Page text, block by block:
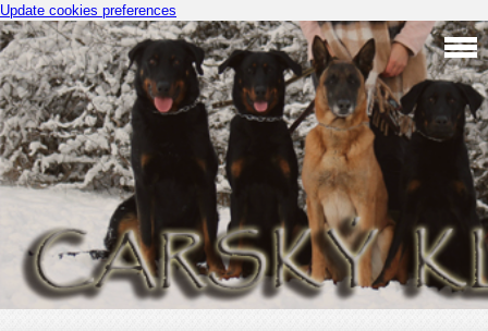
Update cookies preferences